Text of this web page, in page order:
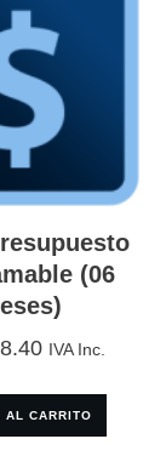
(06
IVA Inc.
AL CARRITO